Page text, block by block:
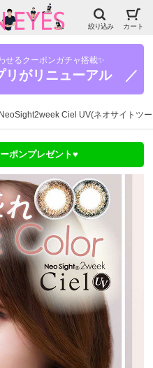
絞り込み カート
せるクーポンガチャ搭載✨
がリニューアル ／
NeoSight2week Ciel UV(ネオサイトツ
ポンプレゼント♥